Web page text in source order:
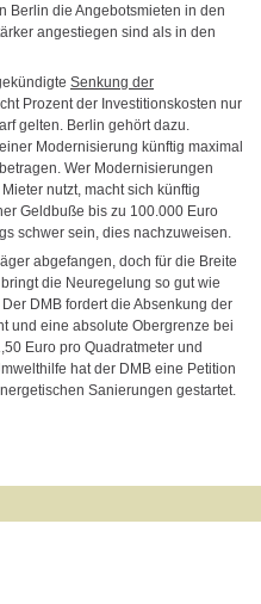
Berlin die Angebotsmieten in den
angestiegen sind als in den
Senkung der
Prozent der Investitionskosten nur
gelten. Berlin gehört dazu.
Modernisierung künftig maximal
Wer Modernisierungen
nutzt, macht sich künftig
Geldbuße bis zu 100.000 Euro
schwer sein, dies nachzuweisen.
abgefangen, doch für die Breite
die Neuregelung so gut wie
DMB fordert die Absenkung der
und eine absolute Obergrenze bei
Euro pro Quadratmeter und
hat der DMB eine Petition
Sanierungen gestartet.